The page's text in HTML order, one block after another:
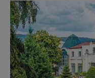
podobě. Města s neopakovatelnou
atmosférou
měst, která patří k